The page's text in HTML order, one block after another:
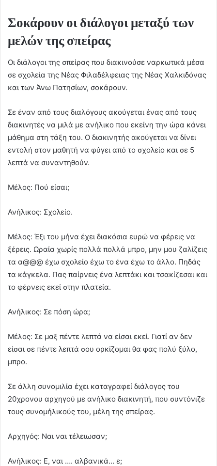
Σοκάρουν οι διάλογοι μεταξύ των
μελών της σπείρας
Οι διάλογοι της σπείρας που διακινούσε ναρκωτικά μέσα
σε σχολεία της Νέας Φιλαδέλφειας της Νέας Χαλκιδόνας
και των Άνω Πατησίων, σοκάρουν.
Σε έναν από τους διαλόγους ακούγεται ένας από τους
διακινητές να μιλά με ανήλικο που εκείνη την ώρα κάνει
μάθημα στη τάξη του. Ο διακινητής ακούγεται να δίνει
εντολή στον μαθητή να φύγει από το σχολείο και σε 5
λεπτά να συναντηθούν.
Μέλος: Πού είσαι;
Ανήλικος: Σχολείο.
Μέλος: Έξι του μήνα έχει διακόσια ευρώ να φέρεις να
ξέρεις. Ωραία χωρίς πολλά πολλά μπρο, μην μου ζαλίζεις
τα α@@@ έχω σχολείο έχω το ένα έχω το άλλο. Πηδάς
τα κάγκελα. Πας παίρνεις ένα λεπτάκι και τσακίζεσαι και
το φέρνεις εκεί στην πλατεία.
Ανήλικος: Σε πόση ώρα;
Μέλος: Σε μαξ πέντε λεπτά να είσαι εκεί. Γιατί αν δεν
είσαι σε πέντε λεπτά σου ορκίζομαι θα φας πολύ ξύλο,
μπρο.
Σε άλλη συνομιλία έχει καταγραφεί διάλογος του
20χρονου αρχηγού με ανήλικο διακινητή, που συντόνιζε
τους συνομήλικούς του, μέλη της σπείρας.
Αρχηγός: Ναι ναι τέλειωσαν;
Ανήλικος: Ε, ναι …. αλβανικά… ε;